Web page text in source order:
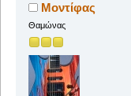
Μοντίφας
Θαμώνας